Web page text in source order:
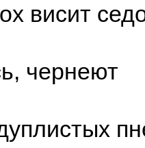
висит
чернеют